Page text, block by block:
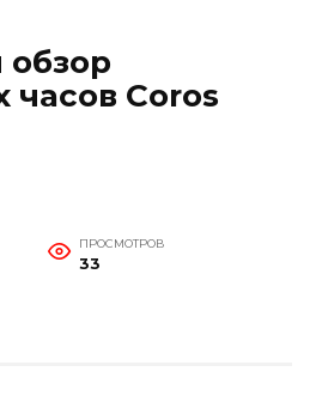
часов Coros
ПРОСМОТРОВ
33